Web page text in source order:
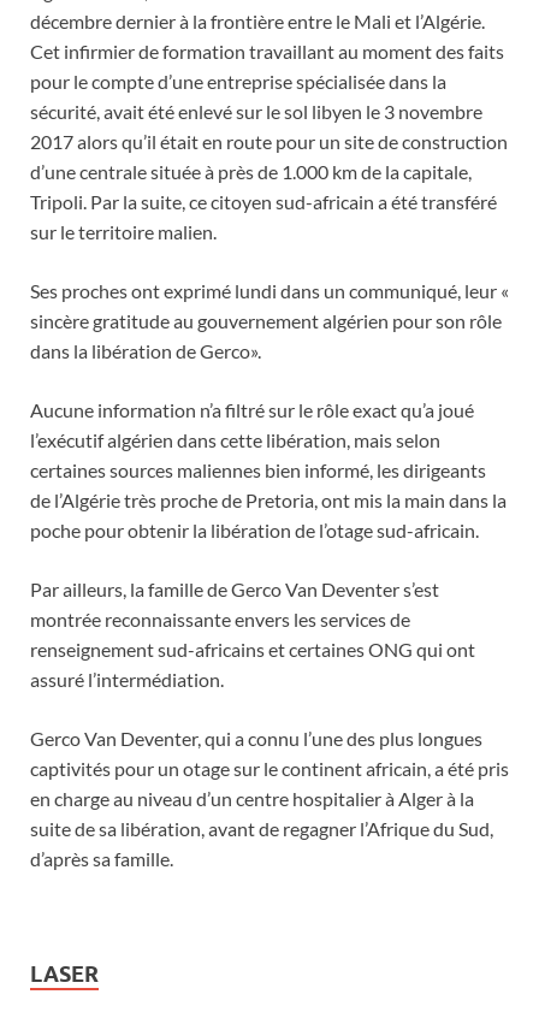
décembre dernier à la frontière entre le Mali et l’Algérie.
Cet infirmier de formation travaillant au moment des faits
pour le compte d’une entreprise spécialisée dans la
sécurité, avait été enlevé sur le sol libyen le 3 novembre
2017 alors qu’il était en route pour un site de construction
d’une centrale située à près de 1.000 km de la capitale,
Tripoli. Par la suite, ce citoyen sud-africain a été transféré
sur le territoire malien.
Ses proches ont exprimé lundi dans un communiqué, leur «
sincère gratitude au gouvernement algérien pour son rôle
dans la libération de Gerco».
Aucune information n’a filtré sur le rôle exact qu’a joué
l’exécutif algérien dans cette libération, mais selon
certaines sources maliennes bien informé, les dirigeants
de l’Algérie très proche de Pretoria, ont mis la main dans la
poche pour obtenir la libération de l’otage sud-africain.
Par ailleurs, la famille de Gerco Van Deventer s’est
montrée reconnaissante envers les services de
renseignement sud-africains et certaines ONG qui ont
assuré l’intermédiation.
Gerco Van Deventer, qui a connu l’une des plus longues
captivités pour un otage sur le continent africain, a été pris
en charge au niveau d’un centre hospitalier à Alger à la
suite de sa libération, avant de regagner l’Afrique du Sud,
d’après sa famille.
LASER